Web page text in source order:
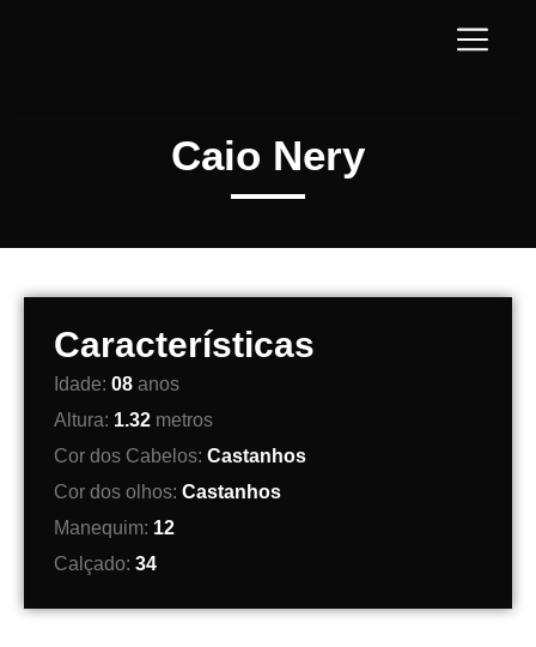
Caio Nery
Características
Idade: 08 anos
Altura: 1.32 metros
Cor dos Cabelos: Castanhos
Cor dos olhos: Castanhos
Manequim: 12
Calçado: 34